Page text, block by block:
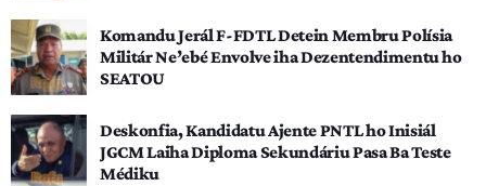
Komandu Jerál F-FDTL Detein Membru Polísia
Militár Ne’ebé Envolve iha Dezentendimentu ho
SEATOU
Deskonfia, Kandidatu Ajente PNTL ho Inisiál
JGCM Laiha Diploma Sekundáriu Pasa Ba Teste
Médiku